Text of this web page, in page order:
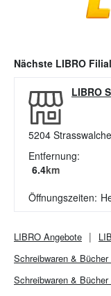
Nächste LIBRO
LIBRO
5204
Entfernung:
6.4km
Öffnungszeiten:
LIBRO Angebote
Schreibwaren & Bücher
Schreibwaren & Bücher